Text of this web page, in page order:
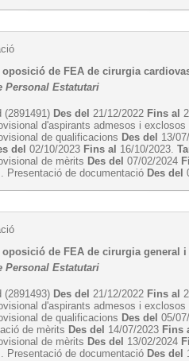
de FEA de cirurgia
Personal Estatutari
(2891491) Des del 21/12/2022 Fins al
d'aspirants admesos i exclosos
de qualificacions Des del 13/
del 02/10/2023 Fins al 16/10/2023.
de mèrits Des del 07/02/2024
Presentació de documentació Des del
de FEA de cirurgia general
Personal Estatutari
(2891493) Des del 21/12/2022 Fins al
d'aspirants admesos i exclosos
de qualificacions Des del 05/
de mèrits Des del 14/07/2023 Fins
de mèrits Des del 13/02/2024
Presentació de documentació Des del